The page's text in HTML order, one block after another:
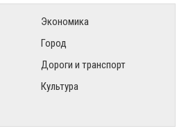
Экономика
Город
Дороги и транспорт
Культура